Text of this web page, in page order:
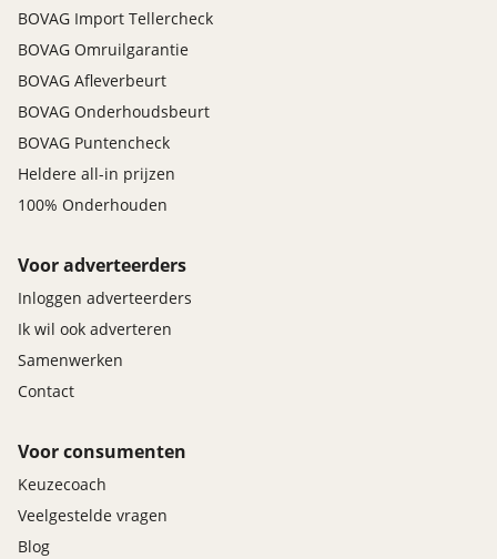
BOVAG Import Tellercheck
BOVAG Omruilgarantie
BOVAG Afleverbeurt
BOVAG Onderhoudsbeurt
BOVAG Puntencheck
Heldere all-in prijzen
100% Onderhouden
Voor adverteerders
Inloggen adverteerders
Ik wil ook adverteren
Samenwerken
Contact
Voor consumenten
Keuzecoach
Veelgestelde vragen
Blog